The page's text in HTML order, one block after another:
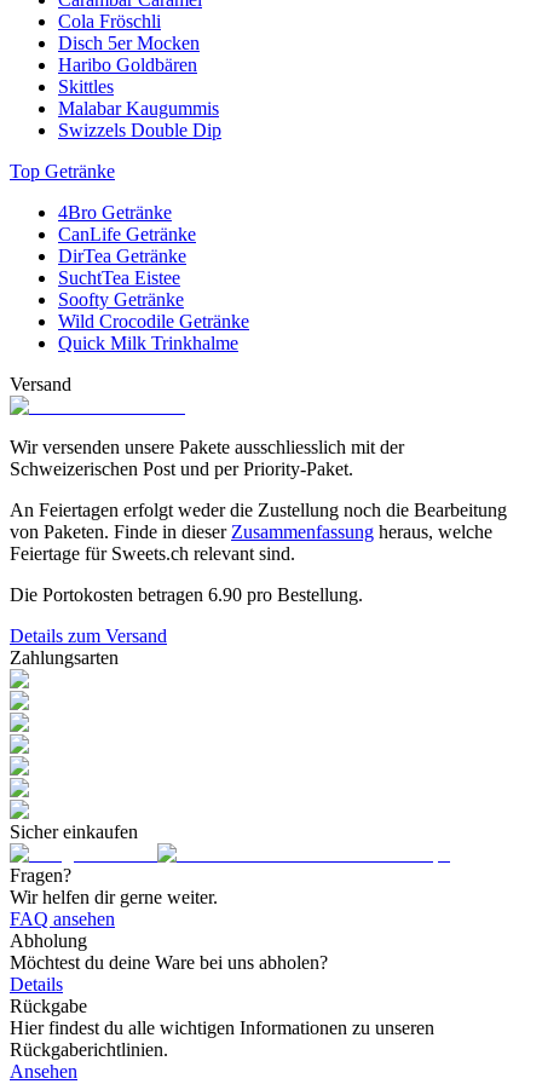
Cola Fröschli
Disch 5er Mocken
Haribo Goldbären
Skittles
Malabar Kaugummis
Swizzels Double Dip
Top Getränke
4Bro Getränke
CanLife Getränke
DirTea Getränke
SuchtTea Eistee
Soofty Getränke
Wild Crocodile Getränke
Quick Milk Trinkhalme
Versand
Wir versenden unsere Pakete ausschliesslich mit der
Schweizerischen Post und per Priority-Paket.
An Feiertagen erfolgt weder die Zustellung noch die Bearbeitung
von Paketen. Finde in dieser Zusammenfassung heraus, welche
Feiertage für Sweets.ch relevant sind.
Die Portokosten betragen 6.90 pro Bestellung.
Details zum Versand
Zahlungsarten
Sicher einkaufen
Fragen?
Wir helfen dir gerne weiter.
FAQ ansehen
Abholung
Möchtest du deine Ware bei uns abholen?
Details
Rückgabe
Hier findest du alle wichtigen Informationen zu unseren
Rückgaberichtlinien.
Ansehen